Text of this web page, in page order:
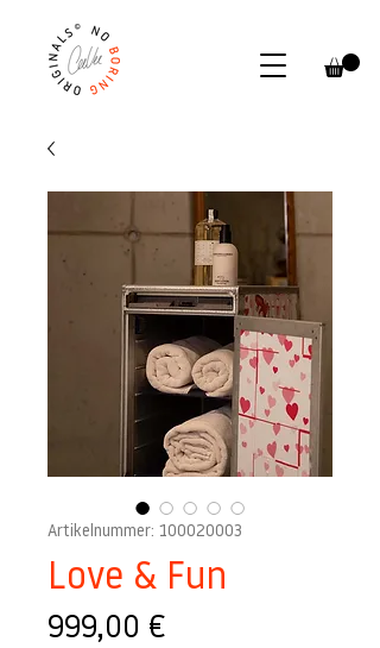
Artikelnummer: 100020003
Love & Fun
999,00 €